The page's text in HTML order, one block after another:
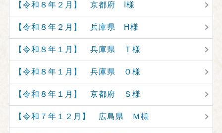
【令和８年２月】 京都府 I様
【令和８年２月】 兵庫県 H様
【令和８年１月】 兵庫県 Ｔ様
【令和８年１月】 兵庫県 Ｏ様
【令和８年１月】 京都府 Ｓ様
【令和７年１２月】 広島県 Ｍ様